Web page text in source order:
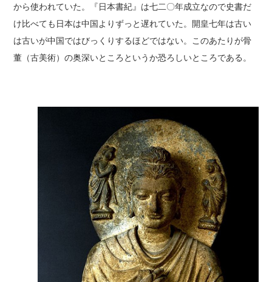
から使われていた。『日本書紀』は七二〇年成立なので史書だ
け比べても日本は中国よりずっと遅れていた。開皇七年は古い
は古いが中国ではびっくりするほどではない。このあたりが骨
董（古美術）の奥深いところというか恐ろしいところである。